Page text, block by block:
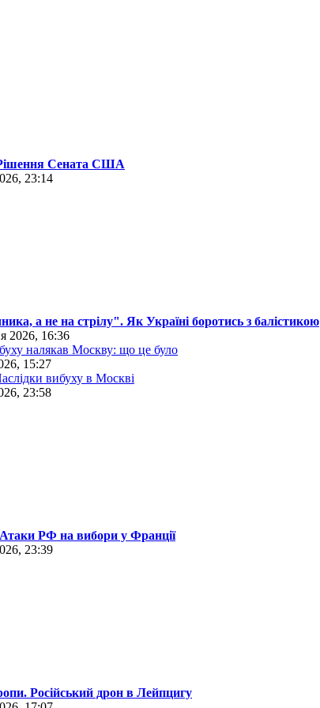
Рішення Сената США
23:14
а не на стрілу". Як Україні боротись з балістикою
2026, 16:36
налякав Москву: що це було
15:27
вибуху в Москві
23:58
Атаки РФ на вибори у Франції
23:39
Російський дрон в Лейпцигу